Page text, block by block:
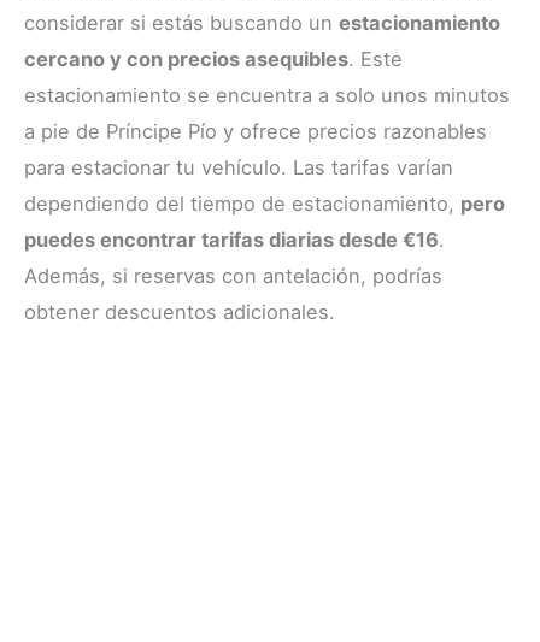
considerar si estás buscando un estacionamiento
cercano y con precios asequibles. Este
estacionamiento se encuentra a solo unos minutos
a pie de Príncipe Pío y ofrece precios razonables
para estacionar tu vehículo. Las tarifas varían
dependiendo del tiempo de estacionamiento, pero
puedes encontrar tarifas diarias desde €16.
Además, si reservas con antelación, podrías
obtener descuentos adicionales.